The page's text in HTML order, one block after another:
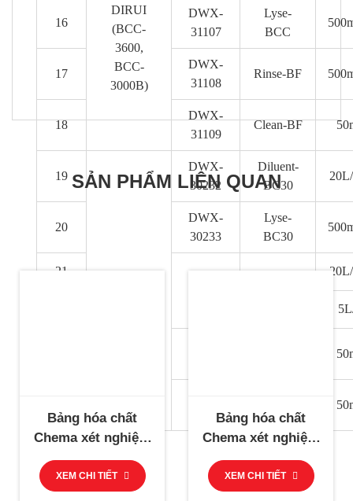
DIRUI
(BCC-
3600,
BCC-
3000B)
16
DWX-
31107
Lyse-
BCC
17
DWX-
31108
Rinse-BF
18
DWX-
31109
Clean-BF
19
DWX-
30232
Diluent-
BC30
20
DWX-
30233
Lyse-
BC30
21
30236
SẢN PHẨM LIÊN QUAN
Bảng hóa chất
Chema xét nghiệm
sinh hóa (Manual)
XEM CHI TIẾT
Bảng hóa chất
Chema xét nghiệm
sinh hóa (Manual)
XEM CHI TIẾT